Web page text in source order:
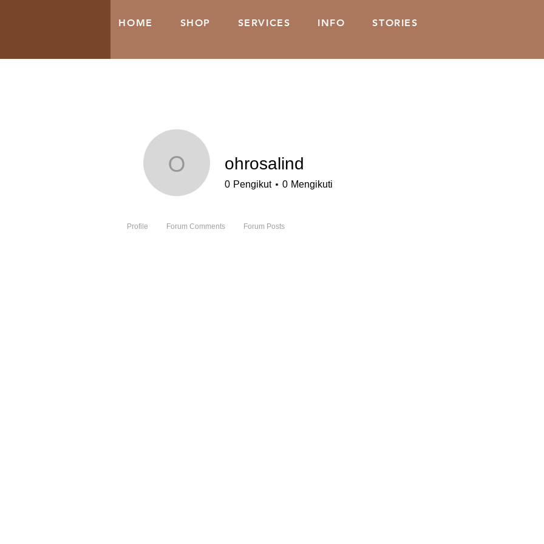
HOME SHOP SERVICES INFO STORIES
ohrosalind
ohrosalind
0 Pengikut 0 Mengikuti
Profile Forum Comments Forum Posts